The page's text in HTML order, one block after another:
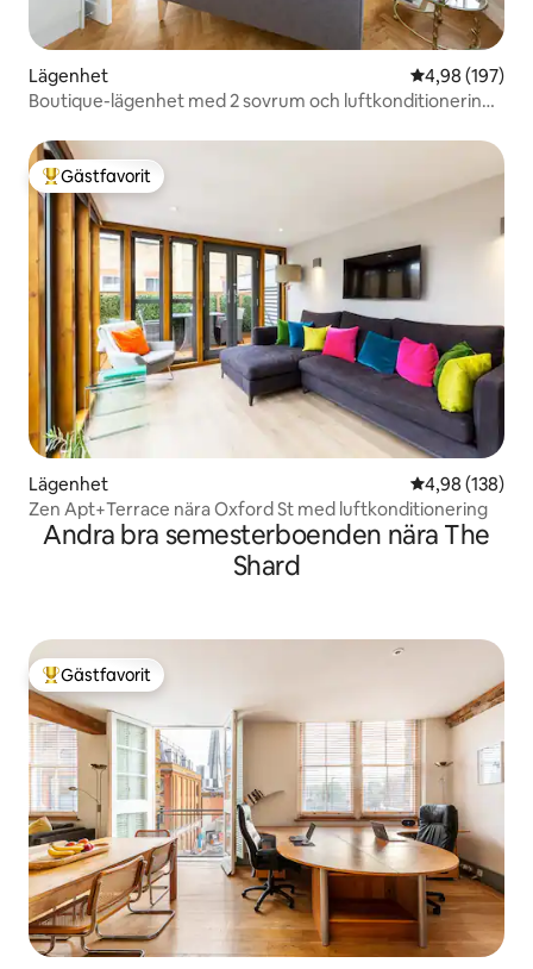
Lägenhet 4,98 av 5 i
4,98 (197)
Boutique-lägenhet med 2 sovrum och luftkonditionering i
Populär gästfavorit
Gästfavorit
Lägenhet 4,98 av 5 i
4,98 (138)
Zen Apt+Terrace nära Oxford St med luftkonditionering
Andra bra semesterboenden nära The
Shard
Populär gästfavorit
Gästfavorit